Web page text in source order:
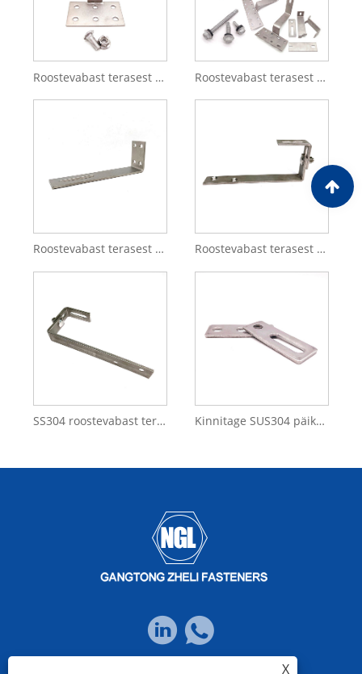
Roostevabast terasest A2 A4 päikeseenergia katusekonksu osad päikeseenergia süsteemi jaoks Roostevabast terasest metallist reguleeritav kinnitusklamber/ PV kronstein/ päikesesüsteemi paneeli kinnituskonstruktsioon katuseklambrid/alumiiniumist kronstein/plaadist katuseklamber/päikesepaneelid
Roostevabast terasest L-kujuline päikeseenergia katusekonks fotogalvaanilise süsteemi jaoks Roostevabast terasest 304 430 liivapritsiga päikeseenergia katusekonks
SS304 roostevabast terasest reguleeritav katusekonks päikesepaneelide süsteemi jaoks Kinnitage SUS304 päikeseenergia PV A2-80 terasest adapterplaat riidepuu poldi jaoks
X